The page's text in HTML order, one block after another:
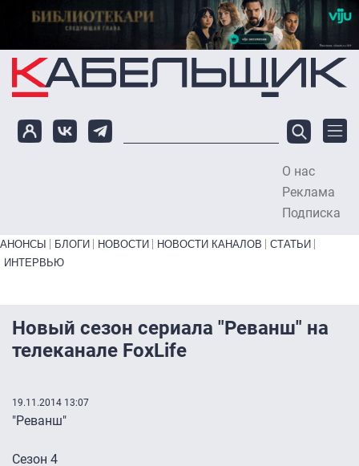
Перейти к основному содержанию
О нас
Реклама
Подписка
Primary links bottom
АНОНСЫ БЛОГИ НОВОСТИ НОВОСТИ КАНАЛОВ
СТАТЬИ
ИНТЕРВЬЮ
Новый сезон сериала "Реванш" на
телеканале FoxLife
19.11.2014 13:07
"Реванш"
Сезон 4